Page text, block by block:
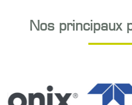
Nos principaux